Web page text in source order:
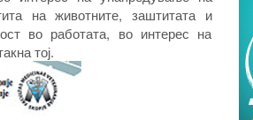
на животните, заштитата и
во работата, во интерес на
тој.